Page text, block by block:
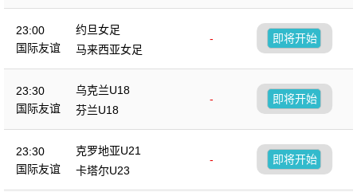
23:00
国际友谊
约旦女足
-
马来西亚女足
即将开始
23:30
国际友谊
乌克兰U18
-
芬兰U18
即将开始
23:30
国际友谊
克罗地亚U21
-
卡塔尔U23
即将开始